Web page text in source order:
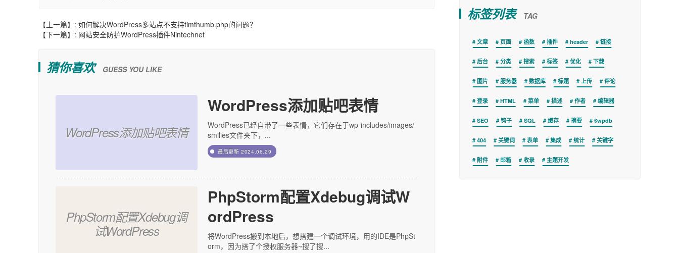
【上一篇】: 如何解决WordPress多站点不支持timthumb.php的问题？
【下一篇】: 网站安全防护WordPress插件Nintechnet
猜你喜欢 GUESS YOU LIKE
WordPress添加贴吧表情
WordPress添加贴吧表情
WordPress已经自带了一些表情，它们存在于wp-includes/images/
smilies文件夹下，...
最后更新2024.06.29
PhpStorm配置Xdebug调
试WordPress
PhpStorm配置Xdebug调试W
ordPress
将WordPress搬到本地后，想搭建一个调试环境，用的IDE是PhpSt
orm，因为搭了个授权服务器~搜了搜...
标签列表 TAG
文章 页面 函数 插件 header 链接
后台 分类 搜索 标签 优化 下载
图片 服务器 数据库 标题 上传 评论
登录 HTML 菜单 描述 作者 编辑器
SEO 钩子 SQL 缓存 摘要 $wpdb
404 关键词 表单 集成 统计 关键字
附件 邮箱 收录 主题开发